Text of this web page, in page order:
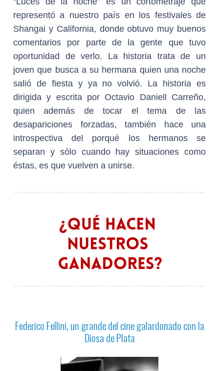
representó a nuestro país en los festivales de
Shangai y California, donde obtuvo muy buenos
comentarios por parte de la gente que tuvo
oportunidad de verlo. La historia trata de un
joven que busca a su hermana quien una noche
salió de fiesta y ya no volvió. La historia es
dirigida y escrita por Octavio Daniell Carreño,
quien además de tocar el tema de las
desapariciones forzadas, también hace una
introspectiva del porqué los hermanos se
separan y sólo cuando hay situaciones como
éstas, es que vuelven a unirse.
Federico Fellini, un grande del cine galardonado con la
Diosa de Plata